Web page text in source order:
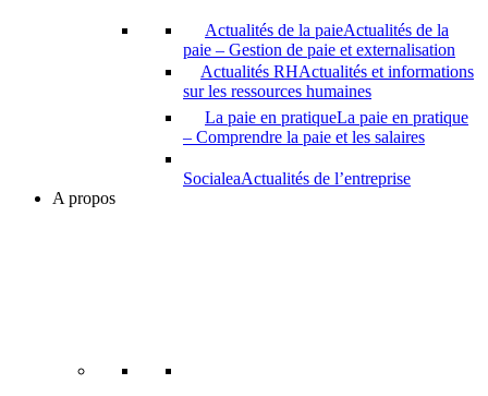
Actualités de la paieActualités de la
paie – Gestion de paie et externalisation
Actualités RHActualités et informations
sur les ressources humaines
La paie en pratiqueLa paie en pratique
– Comprendre la paie et les salaires
SocialeaActualités de l’entreprise
A propos